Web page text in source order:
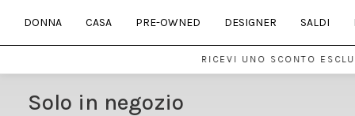
DONNA CASA PRE-OWNED DESIGNER SALDI
RICEVI UNO SCONTO
Solo in negozio